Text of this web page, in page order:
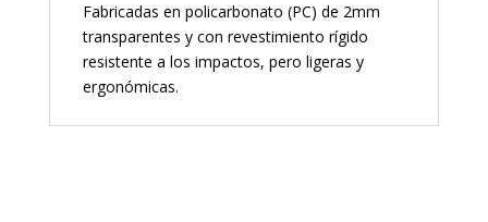
Fabricadas en policarbonato (PC) de 2mm
transparentes y con revestimiento rígido
resistente a los impactos, pero ligeras y
ergonómicas.